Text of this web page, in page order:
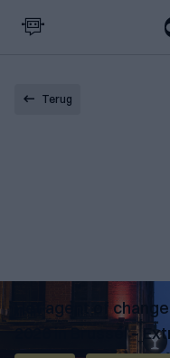
Terug
Het agent of
2026 in Brussel –